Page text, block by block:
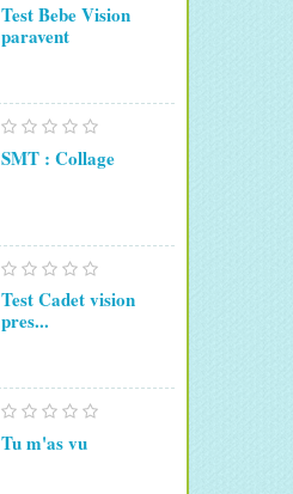
Test Bebe Vision
paravent
SMT : Collage
Test Cadet vision
pres...
Tu m'as vu